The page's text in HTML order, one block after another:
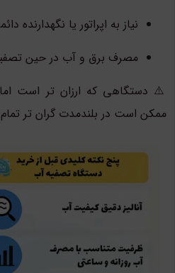
نیاز به اپراتور یا نگهدارنده
مصرف برق و آب در حین
⚠️ دستگاهی که ارزان تر است اما
ممکن است در بلندمدت گران تر